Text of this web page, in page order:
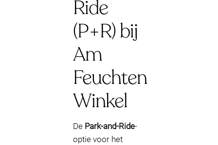
Ride
(P+R) bij
Am
Feuchten
Winkel
De Park-and-Ride-
optie voor het